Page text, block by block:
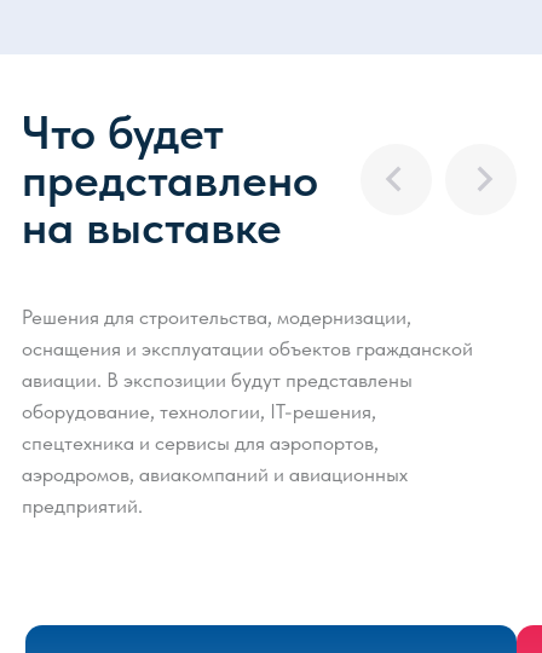
Принять участие
Что говорят о НАИС
91%
Довольны посещением НАИС 2026